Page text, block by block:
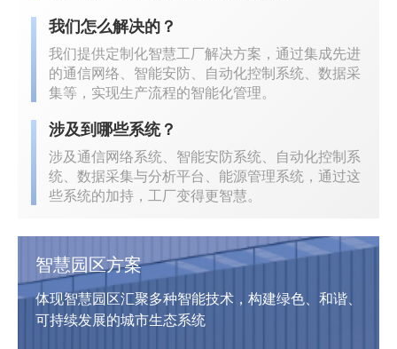
我们怎么解决的？
我们提供定制化智慧工厂解决方案，通过集成先进
的通信网络、智能安防、自动化控制系统、数据采
集等，实现生产流程的智能化管理。
涉及到哪些系统？
涉及通信网络系统、智能安防系统、自动化控制系
统、数据采集与分析平台、能源管理系统，通过这
些系统的加持，工厂变得更智慧。
智慧园区方案
体现智慧园区汇聚多种智能技术，构建绿色、和谐、
可持续发展的城市生态系统